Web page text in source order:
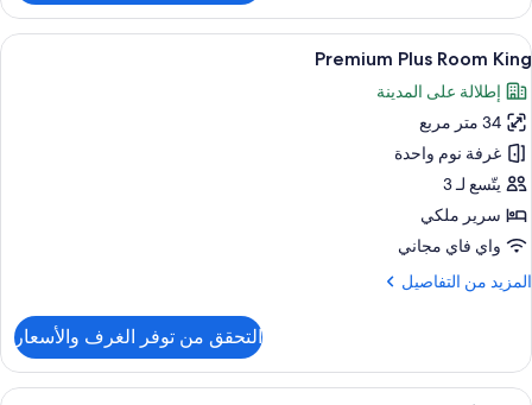
غرفة
بريميم
لاثنين
استعراض
جميع
صور
Premium
Plus
Room
King
4
Premium Plus Room King
إطلالة على المدينة
34 متر مربع
غرفة نوم واحدة
يتّسع لـ 3
سرير ملكي
واي فاي مجاني
المزيد من التفاصيل
المزيد
Premium
Plus
التحقق من توفر الغرف والأسعار